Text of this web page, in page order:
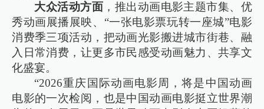
大众活动方面 ，推出动画电影主题市集、优
秀动画展播展映、“一张电影票玩转一座城”电影
消费季三项活动，把动画光影搬进城市街巷、融
入日常消费，让更多市民感受动画魅力、共享文
化盛宴。
“2026重庆国际动画电影周，将是中国动画
电影的一次检阅，也是中国动画电影挺立世界潮